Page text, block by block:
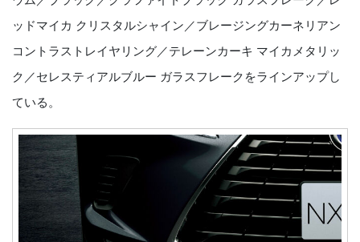
ッドマイカ クリスタルシャイン／ブレージングカーネリアン
コントラストレイヤリング／テレーンカーキ マイカメタリッ
ク／セレスティアルブルー ガラスフレークをラインアップし
ている。